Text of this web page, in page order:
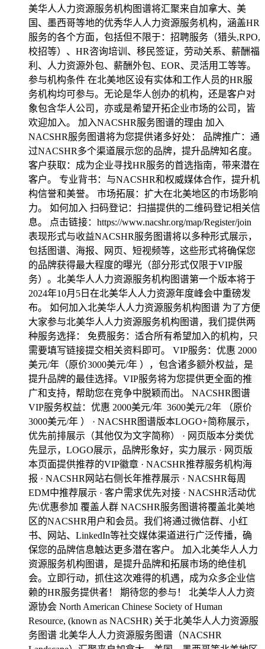
美华人人力资源服务机构图谱将汇聚来自加拿大、美
国、墨西哥等地的优秀华人人力资源服务机构，涵盖HR
服务的各个方面，包括但不限于：招聘服务（猎头,RPO,
校招等）、HR咨询培训、移民签证，劳动关系、薪酬福
利、人力资源外包、薪酬外包、EOR、灵活用工等等。
参与机构条件 在北美地区设有实体和工作人员的HR服
务机构均可参与。无论是华人创办的机构，还是客户对
象包含华人公司，亦或是希望开拓企业市场的公司，皆
欢迎加入。 加入NACSHR服务图谱的理由 加入
NACSHR服务图谱将为您提供诸多好处： 品牌推广：通
过NACSHR多个渠道展示您的品牌，提升品牌知名度。
客户获取：成为企业寻找HR服务的首选指南，带来潜在
客户。 专业背书：与NACSHR和权威媒体合作，提升机
构信誉和美誉。 市场拓展：扩大在北美地区的市场影响
力。 如何加入 扫码登记：扫描提供的二维码登记相关信
息。 点击链接：https://www.nacshr.org/map/Register/join
表现形式与收益NACSHR服务图谱将以多种形式展示，
包括图谱、海报、网页、短视频等，这些形式将确保您
的品牌获得最大程度的曝光（部分形式仅限于VIP服
务）。北美华人人力资源服务机构图谱第一个版本将于
2024年10月5日在北美华人人力资源年度峰会中重磅发
布。 如何加入北美华人人力资源服务机构图谱 为了方便
大家参与北美华人人力资源服务机构图谱，我们提供两
种服务选择： 免费服务：适合所有希望加入的机构，只
需要填写链接提交相关资料即可。 VIP服务：优惠 2000
美元/年（原价3000美元/年 ），包含诸多额外权益，是
提升品牌的最佳选择。VIP服务将为您提供更全面的推
广和支持，帮助您在竞争中脱颖而出。 NACSHR图谱
VIP服务权益：优惠 2000美元/年 3600美元/2年 （原价
3000美元/年 ） · NACSHR图谱版本LOGO+简称展示，
优先前排展示（其他仅为文字简称） · 网页版本分类优
先显示，LOGO展示，品牌形象好，实力展示 · 网页版
本页面提供推荐的VIP徽章 · NACSHR推荐服务机构海
报 · NACSHR网站右侧长年推荐展示 · NACSHR每周
EDM中推荐展示 · 客户需求优先对接 · NACSHR活动优
先\优惠参加 覆盖人群 NACSHR服务图谱将覆盖北美地
区的NACSHR用户和会员。我们将通过微信群、小红
书、网站、LinkedIn等社交媒体渠道进行广泛传播，确
保您的品牌信息触达更多潜在客户。 加入北美华人人力
资源服务机构图谱，是提升品牌和拓展市场的绝佳机
会。立即行动，抓住这次难得的机遇，成为众多企业信
赖的HR服务提供者！ 期待您的参与！ 北美华人人力资
源协会 North American Chinese Society of Human
Resource, (known as NACSHR) 关于北美华人人力资源服
务图谱 北美华人人力资源服务图谱（NACSHR